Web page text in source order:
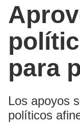
para
Los apoyos
políticos